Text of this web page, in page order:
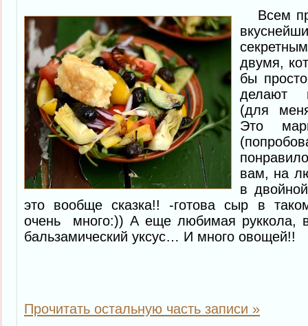
Всем
двумя,
бы
делают
(для
Это
вам, на
в
это вообще сказка!! -готова сыр в
очень много:)) А еще любимая руккола,
бальзамический уксус… И много овощей!!
Прочитать остальную часть записи »